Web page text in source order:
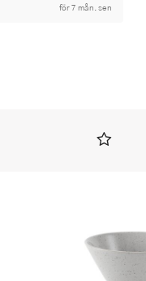
för 7 mån. sen